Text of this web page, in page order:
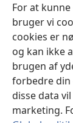
For at
bruger vi
cookies er
og kan ikke
brugen af
forbedre din
disse data
marketing.
nyt
vindue)JW Hub
(åbner
nyt
vindue)JW Library